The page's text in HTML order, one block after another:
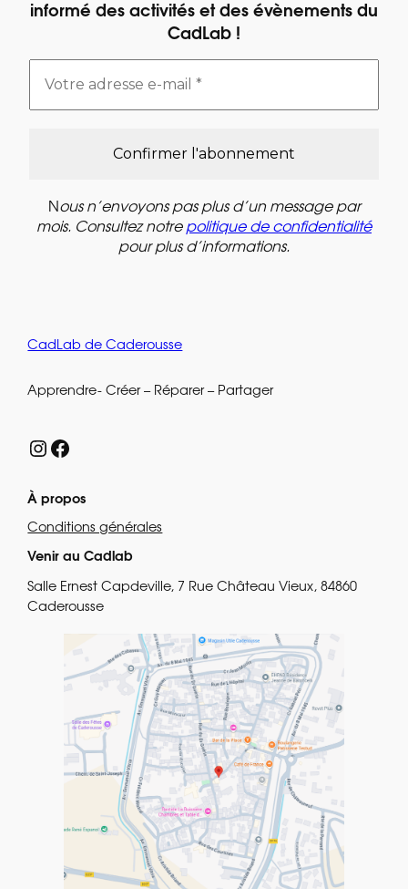
informé des activités et des évènements du
CadLab !
Nous n’envoyons pas plus d’un message par
mois. Consultez notre politique de confidentialité
pour plus d’informations.
CadLab de Caderousse
Apprendre- Créer – Réparer – Partager
Instagram Facebook
À propos
Conditions générales
Venir au Cadlab
Salle Ernest Capdeville, 7 Rue Château Vieux, 84860
Caderousse